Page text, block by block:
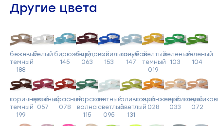
Другие цвета
бежевый
темный
188
белый бирюзовый
145
бордовый
063
васильковый
153
голубой
147
желтый
темный
019
зеленый
103
зеленый
104
коричневый
темный
199
красный
057
красный
078
морская
волна
115
мятный
светлый
095
оливковый
светлый
131
оранжевый
028
персиковый
033
072